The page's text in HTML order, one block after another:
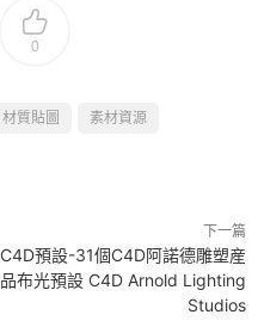
0
材質貼圖 素材資源
下一篇
C4D預設-31個C4D阿諾德雕塑産
品布光預設 C4D Arnold Lighting
Studios